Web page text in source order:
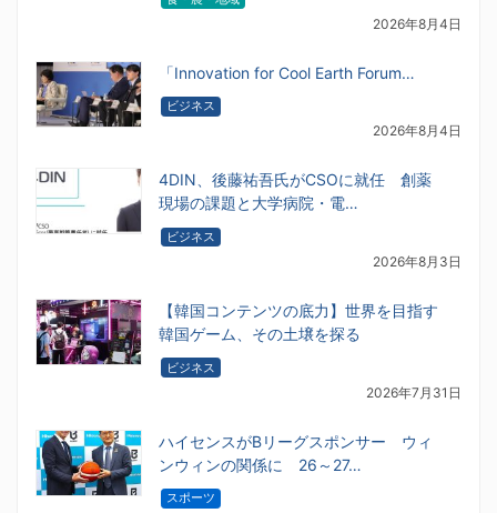
2026年8月4日
「Innovation for Cool Earth Forum…
ビジネス
2026年8月4日
4DIN、後藤祐吾氏がCSOに就任 創薬
現場の課題と大学病院・電…
ビジネス
2026年8月3日
【韓国コンテンツの底力】世界を目指す
韓国ゲーム、その土壌を探る
ビジネス
2026年7月31日
ハイセンスがBリーグスポンサー ウィ
ンウィンの関係に 26～27…
スポーツ